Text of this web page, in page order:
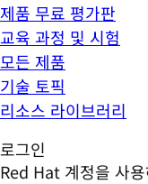
제품 무료 평가판
교육 과정 및 시험
모든 제품
기술 토픽
리소스 라이브러리
로그인
Red Hat 계정을 사